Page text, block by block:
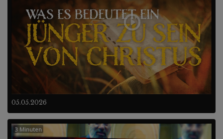
05.05.2026
3 Minuten